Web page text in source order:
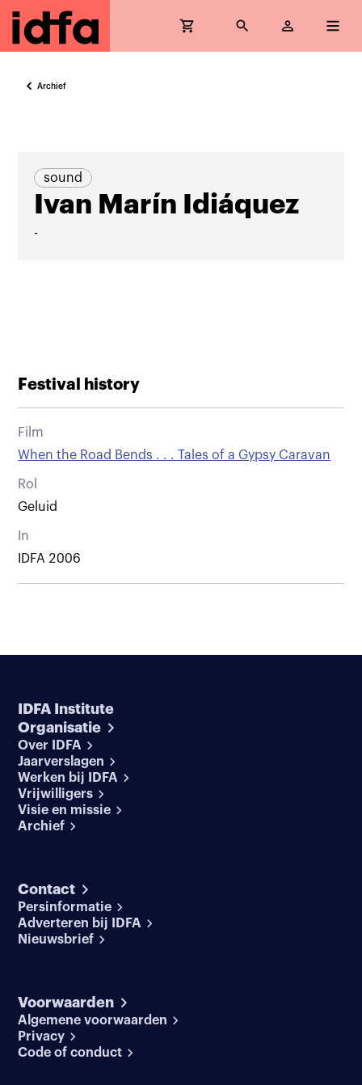
Archief
sound
Ivan Marín Idiáquez
-
Festival history
Film
When the Road Bends . . . Tales of a Gypsy Caravan
Rol
Geluid
In
IDFA 2006
IDFA Institute
Organisatie
Over IDFA
Jaarverslagen
Werken bij IDFA
Vrijwilligers
Visie en missie
Archief
Contact
Persinformatie
Adverteren bij IDFA
Nieuwsbrief
Voorwaarden
Algemene voorwaarden
Privacy
Code of conduct